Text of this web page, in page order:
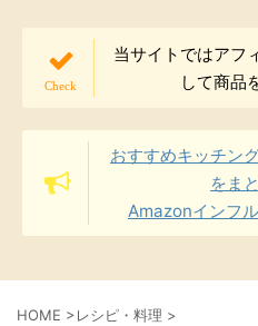
当サイトではアフ
して商品
おすすめキッチン
をま
Amazonインフ
HOME >レシピ・料理 >